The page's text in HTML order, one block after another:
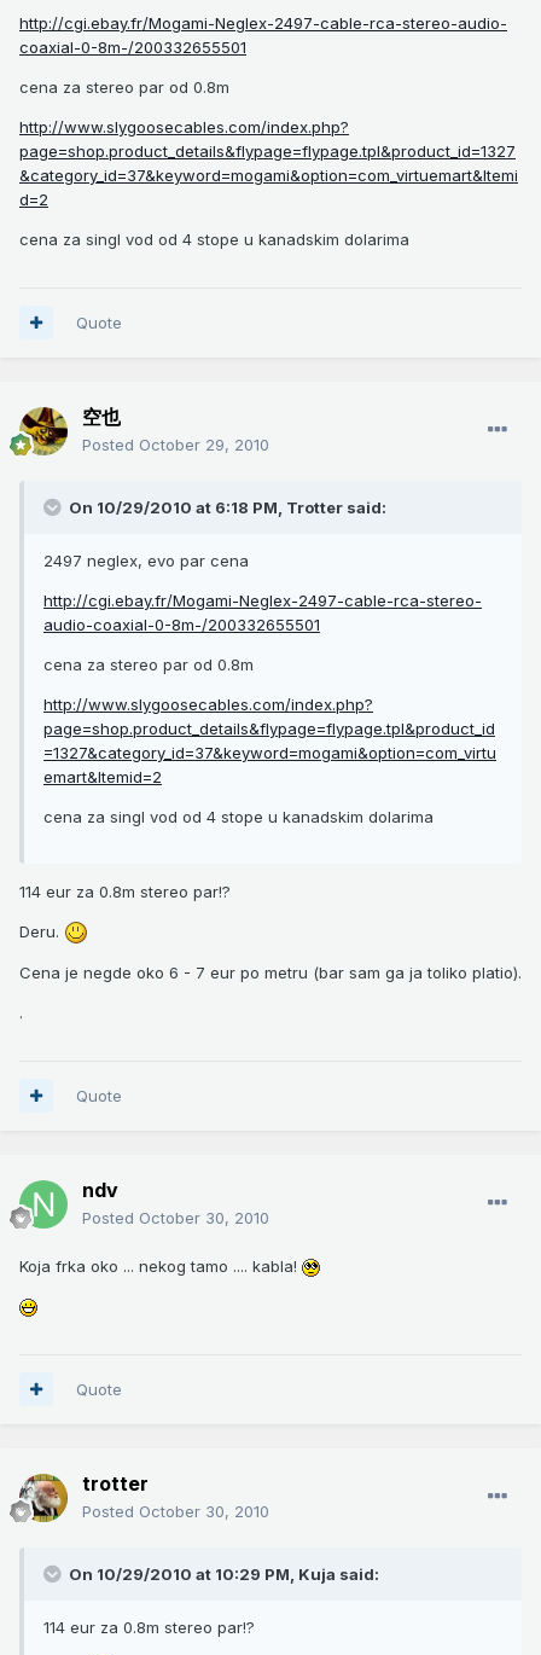
http://cgi.ebay.fr/Mogami-Neglex-2497-cable-rca-stereo-audio-
coaxial-0-8m-/200332655501
cena za stereo par od 0.8m
http://www.slygoosecables.com/index.php?
page=shop.product_details&flypage=flypage.tpl&product_id=1327
&category_id=37&keyword=mogami&option=com_virtuemart&Itemi
d=2
cena za singl vod od 4 stope u kanadskim dolarima
Quote
空也
Posted October 29, 2010
On 10/29/2010 at 6:18 PM, Trotter said:
2497 neglex, evo par cena
http://cgi.ebay.fr/Mogami-Neglex-2497-cable-rca-stereo-
audio-coaxial-0-8m-/200332655501
cena za stereo par od 0.8m
http://www.slygoosecables.com/index.php?
page=shop.product_details&flypage=flypage.tpl&product_id
=1327&category_id=37&keyword=mogami&option=com_virtu
emart&Itemid=2
cena za singl vod od 4 stope u kanadskim dolarima
114 eur za 0.8m stereo par!?
Deru.
Cena je negde oko 6 - 7 eur po metru (bar sam ga ja toliko platio).
.
Quote
ndv
Posted October 30, 2010
Koja frka oko ... nekog tamo .... kabla!
Quote
trotter
Posted October 30, 2010
On 10/29/2010 at 10:29 PM, Kuja said:
114 eur za 0.8m stereo par!?